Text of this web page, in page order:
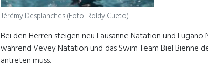
Jérémy Desplanches (Foto: Roldy Cueto)
Bei den Herren steigen neu Lausanne Natation und
während Vevey Natation und das Swim Team Biel Bienne
antreten muss.